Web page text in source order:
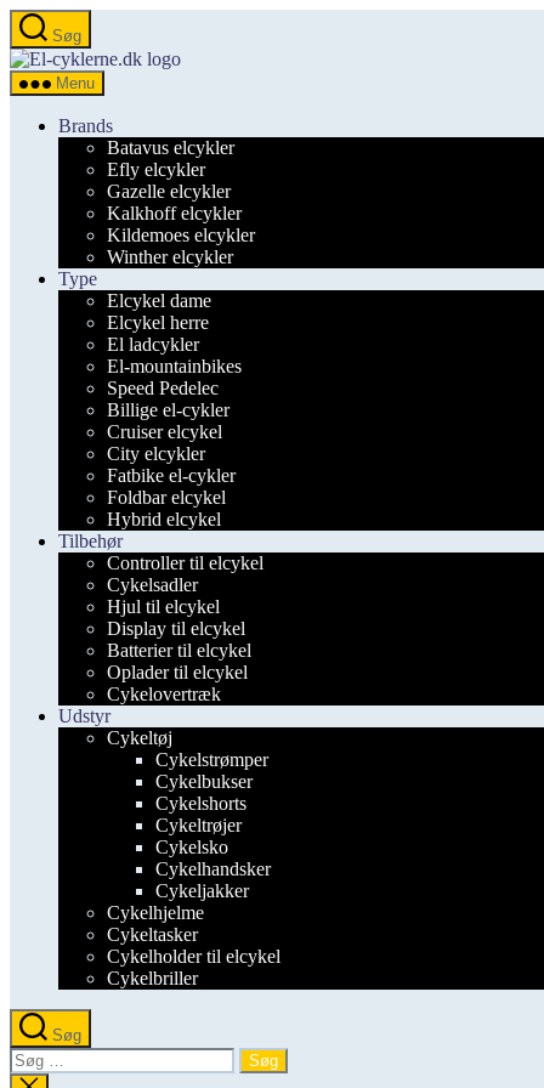
Spring
til
indholdet
Søg
el-
Menu
Brands
Batavus elcykler
Efly elcykler
Gazelle elcykler
Kalkhoff elcykler
Kildemoes elcykler
Winther elcykler
Type
Elcykel dame
Elcykel herre
El ladcykler
El-mountainbikes
Speed Pedelec
Billige el-cykler
Cruiser elcykel
City elcykler
Fatbike el-cykler
Foldbar elcykel
Hybrid elcykel
Tilbehør
Controller til elcykel
Cykelsadler
Hjul til elcykel
Display til elcykel
Batterier til elcykel
Oplader til elcykel
Cykelovertræk
Udstyr
Cykeltøj
Cykelstrømper
Cykelbukser
Cykelshorts
Cykeltrøjer
Cykelsko
Cykelhandsker
Cykeljakker
Cykelhjelme
Cykeltasker
Cykelholder til elcykel
Cykelbriller
Søg
Søg
efter: